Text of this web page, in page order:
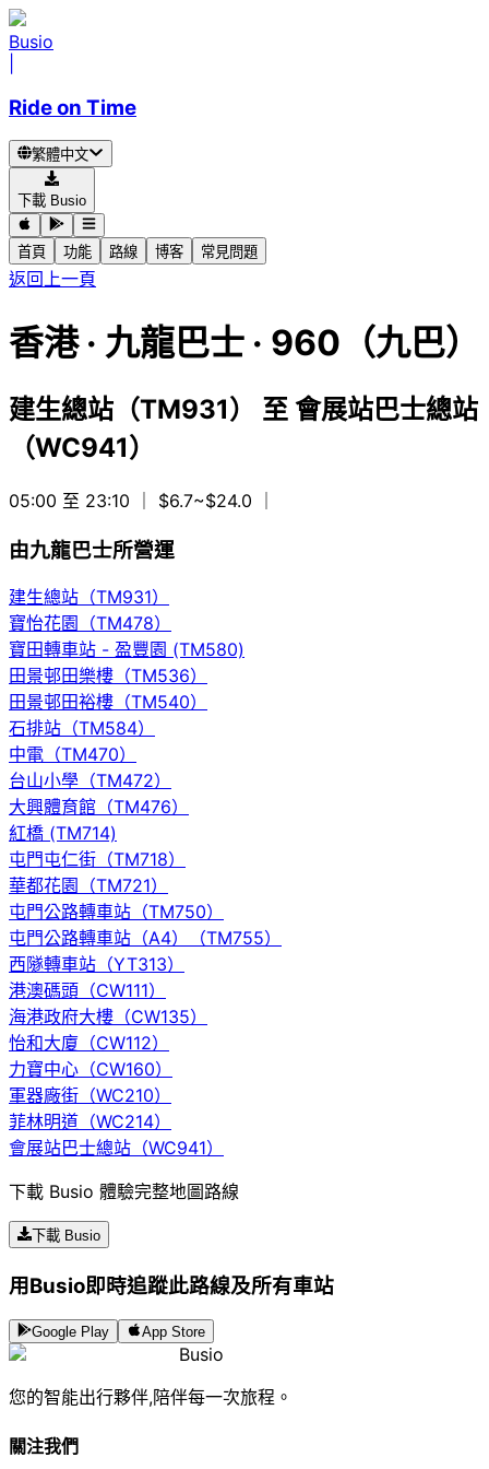
Busio
Ride on Time
繁體中文
下載 Busio
首頁 功能 路線 博客 常見問題
返回上一頁
香港· 九龍巴士 · 960（九巴）
建生總站（TM931） 至 會展站巴士總站
（WC941）
05:00 至 23:10 ｜ $6.7~$24.0
由九龍巴士所營運
建生總站（TM931）
寶怡花園（TM478）
寶田轉車站 - 盈豐園 (TM580)
田景邨田樂樓（TM536）
田景邨田裕樓（TM540）
石排站（TM584）
中電（TM470）
台山小學（TM472）
大興體育館（TM476）
紅橋 (TM714)
屯門屯仁街（TM718）
華都花園（TM721）
屯門公路轉車站（TM750）
屯門公路轉車站（A4）（TM755）
西隧轉車站（YT313）
港澳碼頭（CW111）
海港政府大樓（CW135）
怡和大廈（CW112）
力寶中心（CW160）
軍器廠街（WC210）
菲林明道（WC214）
會展站巴士總站（WC941）
下載 Busio 體驗完整地圖路線
下載 Busio
用Busio即時追蹤此路線及所有車站
Google Play App Store
Busio
您的智能出行夥伴,陪伴每一次旅程。
關注我們